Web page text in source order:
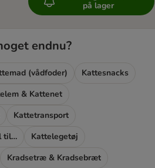
på lager
endnu?
(vådfoder)
Kattesnacks
& Kattenet
Kattetransport
Flåtmiddel og loppemiddel til katte
Kattelegetøj
Kradsetræ & Kradsebræt